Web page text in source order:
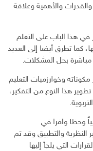
والأهمية وعلاقة
في هذا الباب على التعلم
كما تطرق أيضا إلى العديد
بحل المشكلات.
وخوارزميات التعليم
هذا النوع من التفكير،
وحظا وافرا في
النظرية والتطبيق وقد تم
التي يلجأ إليها